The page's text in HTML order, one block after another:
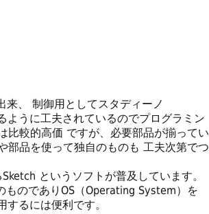
、 制御用としてスタディーノ
ように工夫されているのでプログラミン
比較的高価 ですが、必要部品が揃ってい
部品を使って独自のものも 工夫次第でつ
というソフトが普及しています。
のでありOS（Operating System）を
るには便利です。